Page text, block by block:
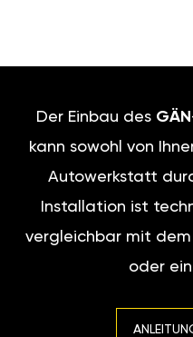
Der Einbau des GÄN
kann sowohl von
Autowerkstatt
Installation ist
vergleichbar mit dem
oder